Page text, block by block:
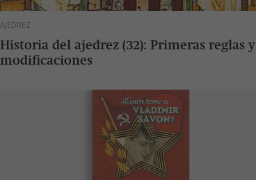
AJEDREZ
Historia del ajedrez (32): Primeras reglas y
modificaciones